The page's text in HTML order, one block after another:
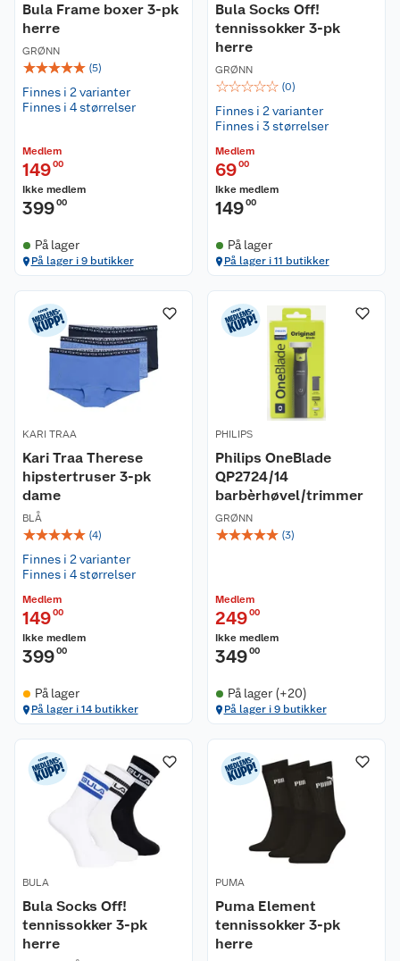
Bula Frame boxer 3-pk
herre
GRØNN
☆☆☆☆☆ (5)
Finnes i 2 varianter
Finnes i 4 størrelser
Medlem
14900
Ikke medlem
39900
På lager
På lager i 9 butikker
Bula Socks Off!
tennissokker 3-pk
herre
GRØNN
☆☆☆☆☆ (0)
Finnes i 2 varianter
Finnes i 3 størrelser
Medlem
6900
Ikke medlem
14900
På lager
På lager i 11 butikker
KARI TRAA
Kari Traa Therese
hipstertruser 3-pk
dame
BLÅ
☆☆☆☆☆ (4)
Finnes i 2 varianter
Finnes i 4 størrelser
Medlem
14900
Ikke medlem
39900
På lager
På lager i 14 butikker
PHILIPS
Philips OneBlade
QP2724/14
barbèrhøvel/trimmer
GRØNN
☆☆☆☆☆ (3)
Medlem
24900
Ikke medlem
34900
På lager (+20)
På lager i 9 butikker
BULA
Bula Socks Off!
tennissokker 3-pk
herre
PUMA
Puma Element
tennissokker 3-pk
herre